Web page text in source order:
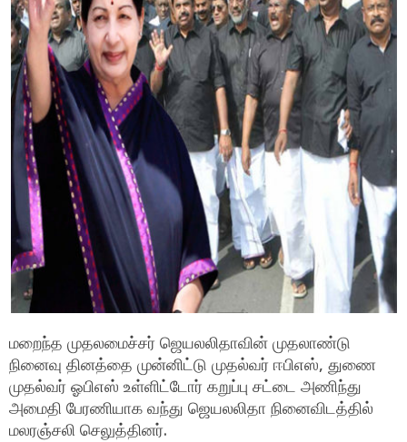
மறைந்த முதலமைச்சர் ஜெயலலிதாவின் முதலாண்டு
நினைவு தினத்தை முன்னிட்டு முதல்வர் ஈபிஎஸ், துணை
முதல்வர் ஓபிஎஸ் உள்ளிட்டோர் கறுப்பு சட்டை அணிந்து
அமைதி பேரணியாக வந்து ஜெயலலிதா நினைவிடத்தில்
மலரஞ்சலி செலுத்தினர்.